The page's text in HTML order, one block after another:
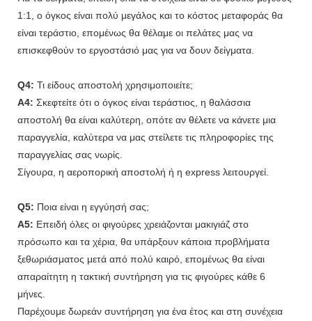
1:1, ο όγκος είναι πολύ μεγάλος και το κόστος μεταφοράς θα
είναι τεράστιο, επομένως θα θέλαμε οι πελάτες μας να
επισκεφθούν το εργοστάσιό μας για να δουν δείγματα.
Q4: Τι είδους αποστολή χρησιμοποιείτε;
A4: Σκεφτείτε ότι ο όγκος είναι τεράστιος, η θαλάσσια
αποστολή θα είναι καλύτερη, οπότε αν θέλετε να κάνετε μια
παραγγελία, καλύτερα να μας στείλετε τις πληροφορίες της
παραγγελίας σας νωρίς.
Σίγουρα, η αεροπορική αποστολή ή η express λειτουργεί.
Q5: Ποια είναι η εγγύησή σας;
A5: Επειδή όλες οι φιγούρες χρειάζονται μακιγιάζ στο
πρόσωπο και τα χέρια, θα υπάρξουν κάποια προβλήματα
ξεθωριάσματος μετά από πολύ καιρό, επομένως θα είναι
απαραίτητη η τακτική συντήρηση για τις φιγούρες κάθε 6
μήνες.
Παρέχουμε δωρεάν συντήρηση για ένα έτος και στη συνέχεια